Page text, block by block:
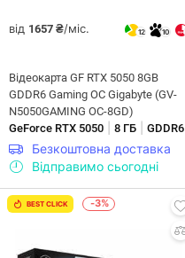
від 1657 ₴/міс. 12 10
Відеокарта GF RTX 5050 8GB
GDDR6 Gaming OC Gigabyte (GV-
N5050GAMING OC-8GD)
GeForce RTX 5050
8 ГБ GDDR6
Безкоштовна доставка
Відправимо сьогодні
BEST CLICK -3%